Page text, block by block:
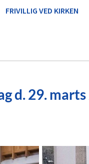
FRIVILLIG VED KIRKEN
d. 29.